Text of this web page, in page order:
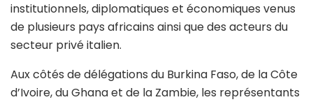
institutionnels, diplomatiques et économiques venus
de plusieurs pays africains ainsi que des acteurs du
secteur privé italien.
Aux côtés de délégations du Burkina Faso, de la Côte
d’Ivoire, du Ghana et de la Zambie, les représentants